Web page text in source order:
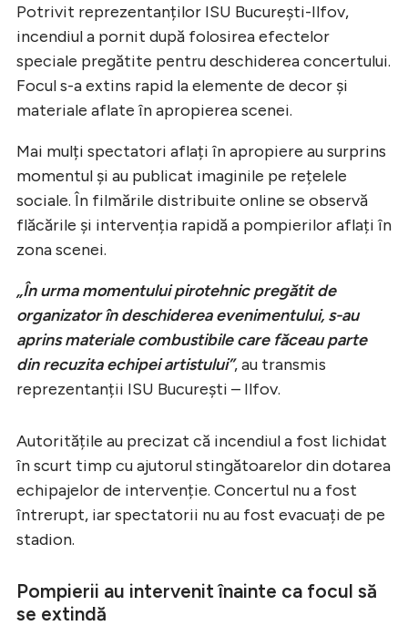
Potrivit reprezentanților ISU București-Ilfov,
incendiul a pornit după folosirea efectelor
speciale pregătite pentru deschiderea concertului.
Focul s-a extins rapid la elemente de decor și
materiale aflate în apropierea scenei.
Mai mulți spectatori aflați în apropiere au surprins
momentul și au publicat imaginile pe rețelele
sociale. În filmările distribuite online se observă
flăcările și intervenția rapidă a pompierilor aflați în
zona scenei.
„În urma momentului pirotehnic pregătit de
organizator în deschiderea evenimentului, s-au
aprins materiale combustibile care făceau parte
din recuzita echipei artistului”, au transmis
reprezentanții ISU București – Ilfov.
Autoritățile au precizat că incendiul a fost lichidat
în scurt timp cu ajutorul stingătoarelor din dotarea
echipajelor de intervenție. Concertul nu a fost
întrerupt, iar spectatorii nu au fost evacuați de pe
stadion.
Pompierii au intervenit înainte ca focul să
se extindă